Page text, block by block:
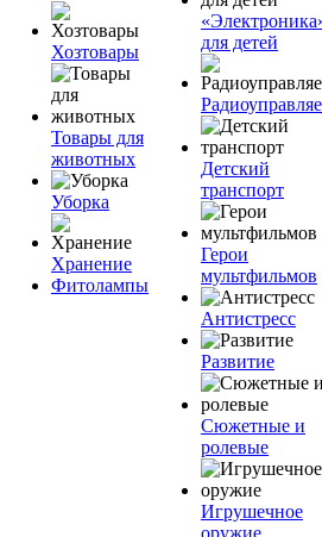
Хозтовары
Товары для
животных
Уборка
Хранение
Фитолампы
для детей
Детский
транспорт
Герои
мультфильмов
Антистресс
Развитие
Сюжетные и
ролевые
Игрушечное
оружие